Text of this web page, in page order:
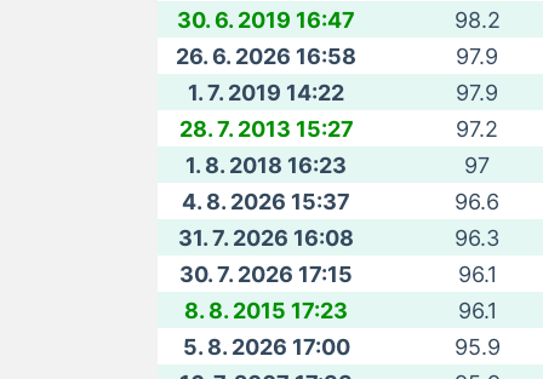
30. 6. 2019 16:47
98.2
26. 6. 2026 16:58
97.9
1. 7. 2019 14:22
97.9
28. 7. 2013 15:27
97.2
1. 8. 2018 16:23
97
4. 8. 2026 15:37
96.6
31. 7. 2026 16:08
96.3
30. 7. 2026 17:15
96.1
8. 8. 2015 17:23
96.1
5. 8. 2026 17:00
95.9